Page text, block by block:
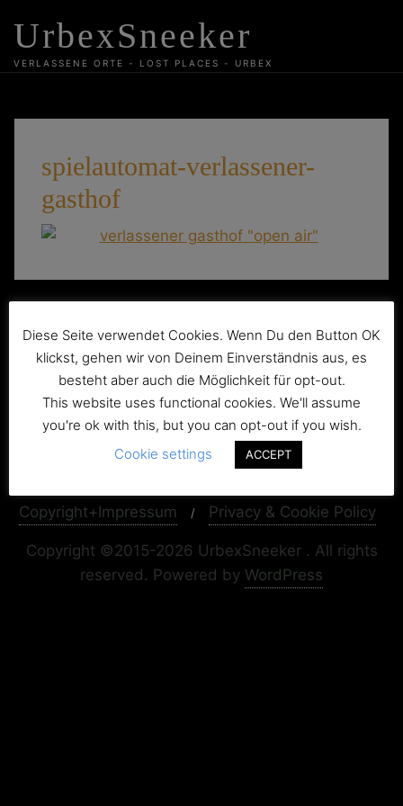
content
UrbexSneeker
VERLASSENE ORTE - LOST PLACES - URBEX
spielautomat-verlassener-
gasthof
Beitragsnavigation
Der verlassene Gasthof „Open Air“ in
Hartmannsdorf
Copyright+Impressum Privacy & Cookie Policy
Copyright ©2015-2026 UrbexSneeker . All rights
reserved. Powered by WordPress
Diese Seite verwendet Cookies. Wenn Du den Button OK
klickst, gehen wir von Deinem Einverständnis aus, es
besteht aber auch die Möglichkeit für opt-out.
This website uses functional cookies. We'll assume
you're ok with this, but you can opt-out if you wish.
Cookie settings
ACCEPT